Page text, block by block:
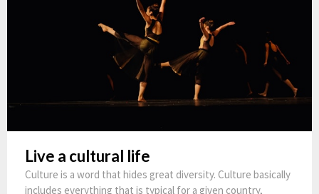
Live a cultural life
Culture is a word that hides great diversity. Culture basically
includes everything that is typical for a given country,